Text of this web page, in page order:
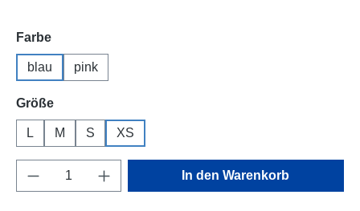
Farbeauswählen
blau pink
Größeauswählen
L M S XS
Produkt Anzahl: Gib den gewünschten
In den Warenkorb